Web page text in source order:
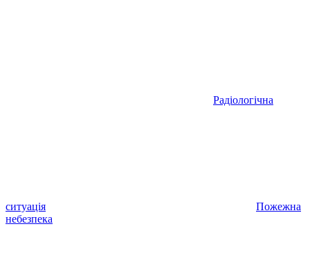
Радіологічна
ситуація
Пожежна
небезпека